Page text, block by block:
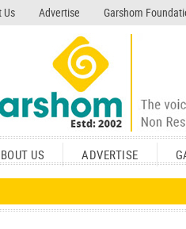
Us Advertise Garshom
US ADVERTISE